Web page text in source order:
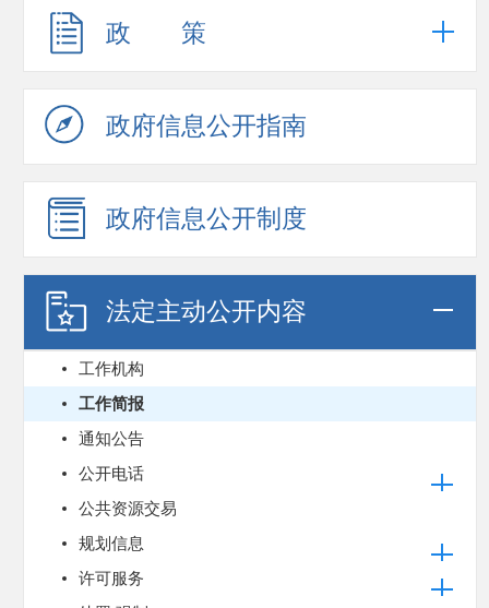
政 策
政府信息公开指南
政府信息公开制度
法定主动公开内容
工作机构
工作简报
通知公告
公开电话
公共资源交易
规划信息
许可服务